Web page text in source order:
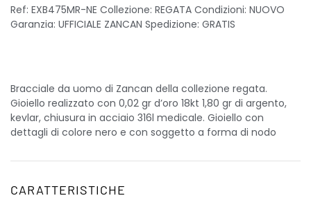
Ref: EXB475MR-NE Collezione: REGATA Condizioni: NUOVO
Garanzia: UFFICIALE ZANCAN Spedizione: GRATIS
Bracciale da uomo di Zancan della collezione regata.
Gioiello realizzato con 0,02 gr d’oro 18kt 1,80 gr di argento,
kevlar, chiusura in acciaio 316l medicale. Gioiello con
dettagli di colore nero e con soggetto a forma di nodo
CARATTERISTICHE